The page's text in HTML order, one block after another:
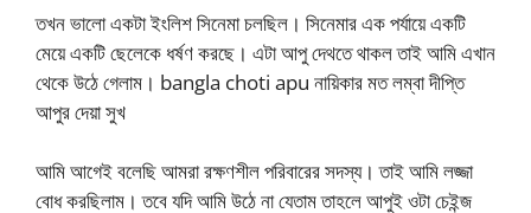
তখন ভালো একটা ইংলিশ সিনেমা চলছিল। সিনেমার এক পর্যায়ে একটি
মেয়ে একটি ছেলেকে ধর্ষণ করছে। এটা আপু দেথতে থাকল তাই আমি এখান
থেকে উঠে গেলাম। bangla choti apu নায়িকার মত লম্বা দীপ্তি
আপুর দেয়া সুখ
আমি আগেই বলেছি আমরা রক্ষণশীল পরিবারের সদস্য। তাই আমি লজ্জা
বোধ করছিলাম। তবে যদি আমি উঠে না যেতাম তাহলে আপুই ওটা চেইন্জ